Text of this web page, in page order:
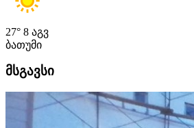
27° 8 აგვ
ბათუმი
მსგავსი